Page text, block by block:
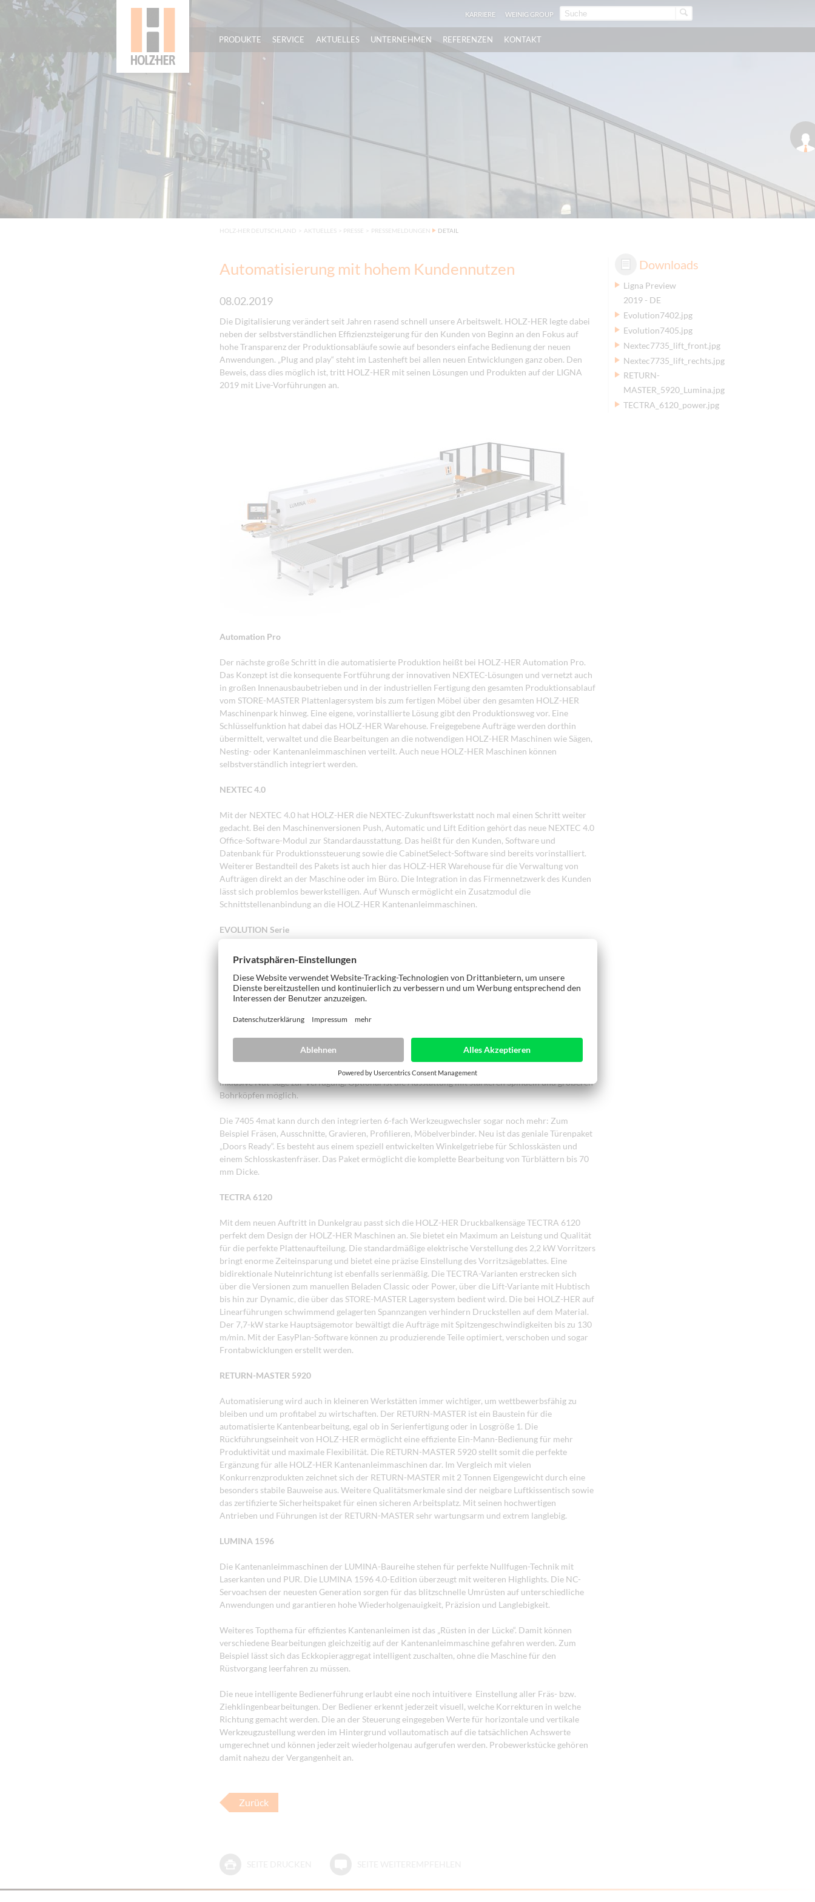
KARRIERE WEINIG GROUP
PRODUKTE SERVICE AKTUELLES UNTERNEHMEN REFERENZEN KONTAKT
HOLZ-HER DEUTSCHLAND > AKTUELLES > PRESSE > PRESSEMELDUNGEN DETAIL
Automatisierung mit hohem Kundennutzen
08.02.2019
Die Digitalisierung verändert seit Jahren rasend schnell unsere Arbeitswelt. HOLZ-HER legte dabei
neben der selbstverständlichen Effizienzsteigerung für den Kunden von Beginn an den Fokus auf
hohe Transparenz der Produktionsabläufe sowie auf besonders einfache Bedienung der neuen
Anwendungen. „Plug and play“ steht im Lastenheft bei allen neuen Entwicklungen ganz oben. Den
Beweis, dass dies möglich ist, tritt HOLZ-HER mit seinen Lösungen und Produkten auf der LIGNA
2019 mit Live-Vorführungen an.
Automation Pro
Der nächste große Schritt in die automatisierte Produktion heißt bei HOLZ-HER Automation Pro.
Das Konzept ist die konsequente Fortführung der innovativen NEXTEC-Lösungen und vernetzt auch
in großen Innenausbaubetrieben und in der industriellen Fertigung den gesamten Produktionsablauf
vom STORE-MASTER Plattenlagersystem bis zum fertigen Möbel über den gesamten HOLZ-HER
Maschinenpark hinweg. Eine eigene, vorinstallierte Lösung gibt den Produktionsweg vor. Eine
Schlüsselfunktion hat dabei das HOLZ-HER Warehouse. Freigegebene Aufträge werden dorthin
übermittelt, verwaltet und die Bearbeitungen an die notwendigen HOLZ-HER Maschinen wie Sägen,
Nesting- oder Kantenanleimmaschinen verteilt. Auch neue HOLZ-HER Maschinen können
selbstverständlich integriert werden.
NEXTEC 4.0
Mit der NEXTEC 4.0 hat HOLZ-HER die NEXTEC-Zukunftswerkstatt noch mal einen Schritt weiter
gedacht. Bei den Maschinenversionen Push, Automatic und Lift Edition gehört das neue NEXTEC 4.0
Office-Software-Modul zur Standardausstattung. Das heißt für den Kunden, Software und
Datenbank für Produktionssteuerung sowie die CabinetSelect-Software sind bereits vorinstalliert.
Weiterer Bestandteil des Pakets ist auch hier das HOLZ-HER Warehouse für die Verwaltung von
Aufträgen direkt an der Maschine oder im Büro. Die Integration in das Firmennetzwerk des Kunden
lässt sich problemlos bewerkstelligen. Auf Wunsch ermöglicht ein Zusatzmodul die
Schnittstellenanbindung an die HOLZ-HER Kantenanleimmaschinen.
EVOLUTION Serie
Eine rationelle Fertigung ist ohne CNC-Bearbeitungszentrum selbst in kleineren Tischlerbetrieben
kaum noch denkbar. Platz dafür ist auch auf kleinstem Raum: HOLZ-HER bietet mit seiner
EVOLUTION-Serie eine vertikale Komplettbearbeitung im Kompaktformat. Die
Bearbeitungsmöglichkeiten der vertikalen CNC-Bearbeitungszentren der EVOLUTION-Serie sind
durchzugsstarken 5,6 kW Spindel bestückt und damit für Ausschnitte und Taschen bestens
ausgerüstet. Für die komplette Bohrbearbeitung steht ein Bohrkopf in Vollausstattung (15 Spindeln)
inklusive Nut-Säge zur Verfügung. Optional ist die Ausstattung mit stärkeren Spindeln und größeren
Bohrköpfen möglich.
Die 7405 4mat kann durch den integrierten 6-fach Werkzeugwechsler sogar noch mehr: Zum
Beispiel Fräsen, Ausschnitte, Gravieren, Profilieren, Möbelverbinder. Neu ist das geniale Türenpaket
„Doors Ready“. Es besteht aus einem speziell entwickelten Winkelgetriebe für Schlosskästen und
einem Schlosskastenfräser. Das Paket ermöglicht die komplette Bearbeitung von Türblättern bis 70
mm Dicke.
TECTRA 6120
Mit dem neuen Auftritt in Dunkelgrau passt sich die HOLZ-HER Druckbalkensäge TECTRA 6120
perfekt dem Design der HOLZ-HER Maschinen an. Sie bietet ein Maximum an Leistung und Qualität
für die perfekte Plattenaufteilung. Die standardmäßige elektrische Verstellung des 2,2 kW Vorritzers
bringt enorme Zeiteinsparung und bietet eine präzise Einstellung des Vorritzsägeblattes. Eine
bidirektionale Nuteinrichtung ist ebenfalls serienmäßig. Die TECTRA-Varianten erstrecken sich
über die Versionen zum manuellen Beladen Classic oder Power, über die Lift-Variante mit Hubtisch
bis hin zur Dynamic, die über das STORE-MASTER Lagersystem bedient wird. Die bei HOLZ-HER auf
Linearführungen schwimmend gelagerten Spannzangen verhindern Druckstellen auf dem Material.
Der 7,7-kW starke Hauptsägemotor bewältigt die Aufträge mit Spitzengeschwindigkeiten bis zu 130
m/min. Mit der EasyPlan-Software können zu produzierende Teile optimiert, verschoben und sogar
Frontabwicklungen erstellt werden.
RETURN-MASTER 5920
Automatisierung wird auch in kleineren Werkstätten immer wichtiger, um wettbewerbsfähig zu
bleiben und um profitabel zu wirtschaften. Der RETURN-MASTER ist ein Baustein für die
automatisierte Kantenbearbeitung, egal ob in Serienfertigung oder in Losgröße 1. Die
Rückführungseinheit von HOLZ-HER ermöglicht eine effiziente Ein-Mann-Bedienung für mehr
Produktivität und maximale Flexibilität. Die RETURN-MASTER 5920 stellt somit die perfekte
Ergänzung für alle HOLZ-HER Kantenanleimmaschinen dar. Im Vergleich mit vielen
Konkurrenzprodukten zeichnet sich der RETURN-MASTER mit 2 Tonnen Eigengewicht durch eine
besonders stabile Bauweise aus. Weitere Qualitätsmerkmale sind der neigbare Luftkissentisch sowie
das zertifizierte Sicherheitspaket für einen sicheren Arbeitsplatz. Mit seinen hochwertigen
Antrieben und Führungen ist der RETURN-MASTER sehr wartungsarm und extrem langlebig.
LUMINA 1596
Die Kantenanleimmaschinen der LUMINA-Baureihe stehen für perfekte Nullfugen-Technik mit
Laserkanten und PUR. Die LUMINA 1596 4.0-Edition überzeugt mit weiteren Highlights. Die NC-
Servoachsen der neuesten Generation sorgen für das blitzschnelle Umrüsten auf unterschiedliche
Anwendungen und garantieren hohe Wiederholgenauigkeit, Präzision und Langlebigkeit.
Weiteres Topthema für effizientes Kantenanleimen ist das „Rüsten in der Lücke“. Damit können
verschiedene Bearbeitungen gleichzeitig auf der Kantenanleimmaschine gefahren werden. Zum
Beispiel lässt sich das Eckkopieraggregat intelligent zuschalten, ohne die Maschine für den
Rüstvorgang leerfahren zu müssen.
Die neue intelligente Bedienerführung erlaubt eine noch intuitivere Einstellung aller Fräs- bzw.
Ziehklingenbearbeitungen. Der Bediener erkennt jederzeit visuell, welche Korrekturen in welche
Richtung gemacht werden. Die an der Steuerung eingegeben Werte für horizontale und vertikale
Werkzeugzustellung werden im Hintergrund vollautomatisch auf die tatsächlichen Achswerte
umgerechnet und können jederzeit wiederholgenau aufgerufen werden. Probewerkstücke gehören
damit nahezu der Vergangenheit an.
Downloads
Ligna Preview
2019 - DE
Evolution7402.jpg
Evolution7405.jpg
Nextec7735_lift_front.jpg
Nextec7735_lift_rechts.jpg
RETURN-
MASTER_5920_Lumina.jpg
TECTRA_6120_power.jpg
Zurück